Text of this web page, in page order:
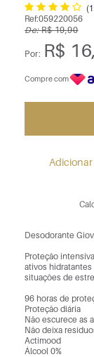
Ref:059220056
De:R$ 19,90
Por: R$
Compre com
Desodorante
Proteção
ativos
situações de
96 horas de
Proteção diária
Não escurece as
Não deixa
Actimood
Álcool 0%